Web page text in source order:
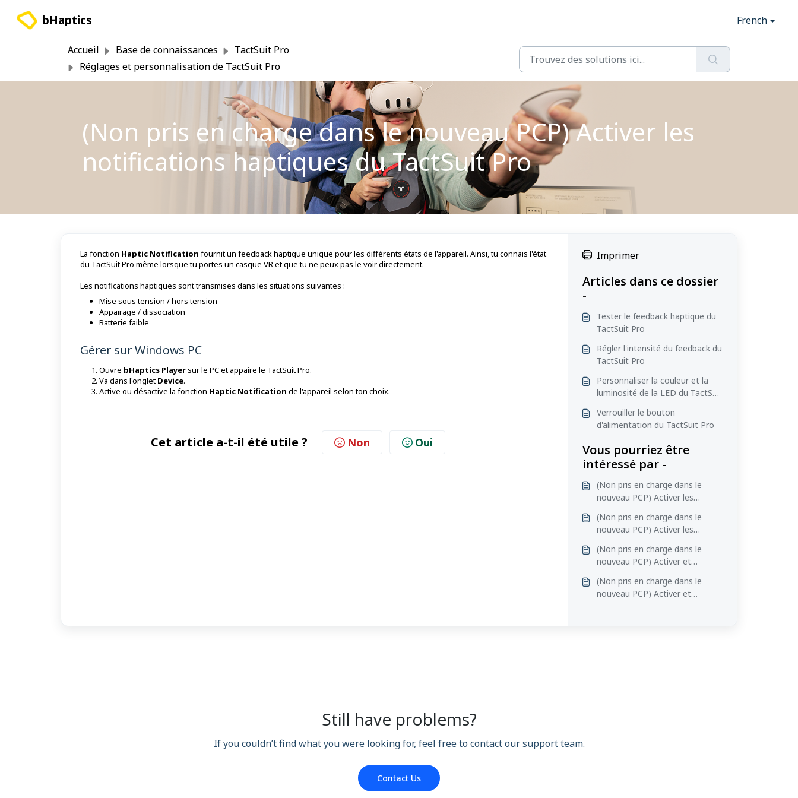
bHaptics French
Accueil Base de connaissances
TactSuit Pro
Réglages et personnalisation de TactSuit Pro
(Non pris en charge dans le nouveau PCP) Activer les
notifications haptiques du TactSuit Pro
La fonction Haptic Notification fournit un feedback haptique unique pour les différents états de l'appareil. Ainsi, tu connais l'état
du TactSuit Pro même lorsque tu portes un casque VR et que tu ne peux pas le voir directement.
Les notifications haptiques sont transmises dans les situations suivantes :
Mise sous tension / hors tension
Appairage / dissociation
Batterie faible
Gérer sur Windows PC
Ouvre bHaptics Playersur le PC et appaire le TactSuit Pro.
Va dans l'onglet Device.
Active ou désactive la fonction Haptic Notification de l'appareil selon ton choix.
Cet article a-t-il été utile ? Non Oui
Imprimer
Articles dans ce dossier
-
Tester le feedback haptique du
TactSuit Pro
Régler l'intensité du feedback du
TactSuit Pro
Personnaliser la couleur et la
luminosité de la LED du TactSuit
Verrouiller le bouton
d'alimentation du TactSuit Pro
Vous pourriez être
intéressé par -
(Non pris en charge dans le
nouveau PCP) Activer les
TactSuit Air
(Non pris en charge dans le
nouveau PCP) Activer les
Tactosy for Arms
(Non pris en charge dans le
nouveau PCP) Activer et
haptiques du TactSuit X40
(Non pris en charge dans le
nouveau PCP) Activer et
Still have problems?
If you couldn’t find what you were looking for, feel free to contact our support team.